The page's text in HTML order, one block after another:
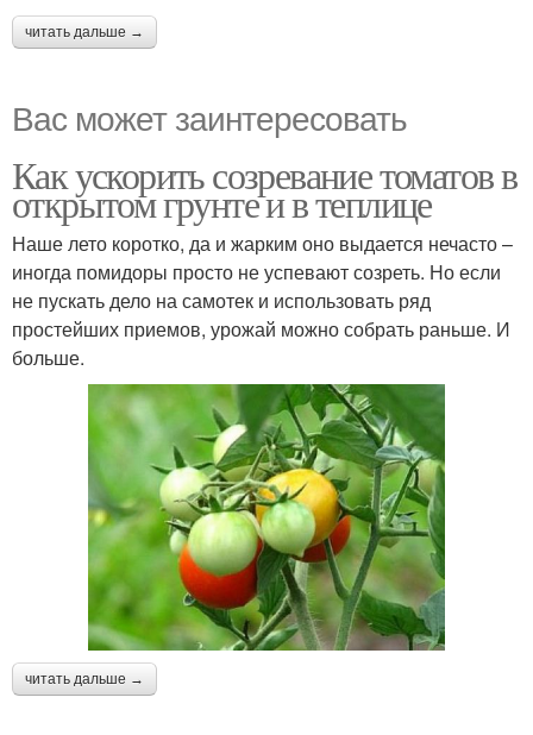
читать дальше →
Вас может заинтересовать
Как ускорить созревание томатов в
открытом грунте и в теплице
Наше лето коротко, да и жарким оно выдается нечасто –
иногда помидоры просто не успевают созреть. Но если
не пускать дело на самотек и использовать ряд
простейших приемов, урожай можно собрать раньше. И
больше.
читать дальше →